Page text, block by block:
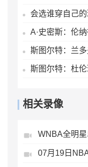
相关录像